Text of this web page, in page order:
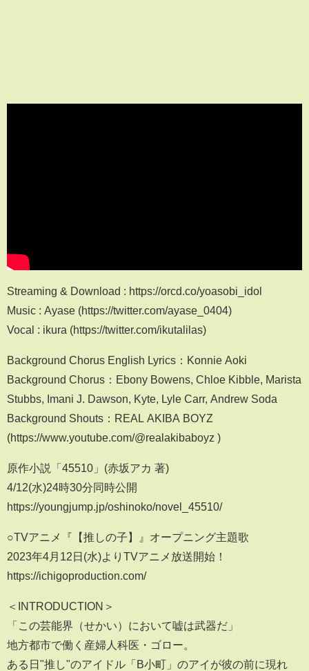
Streaming & Download : https://orcd.co/yoasobi_idol
Music : Ayase (https://twitter.com/ayase_0404)
Vocal : ikura (https://twitter.com/ikutalilas)
Background Chorus English Lyrics：Konnie Aoki
Background Chorus：Ebony Bowens, Chloe Kibble, Marista
Stubbs, Imani J. Dawson, Kyte, Lyle Carr, Andrew Soda
Background Shouts：REAL AKIBA BOYZ
(https://www.youtube.com/@realakibaboyz )
原作小説「45510」(赤坂アカ 著)
4/12(水)24時30分同時公開
https://youngjump.jp/oshinoko/novel_45510/
○TVアニメ『【推しの子】』オープニング主題歌
2023年4月12日(水)よりTVアニメ放送開始！
https://ichigoproduction.com/
＜INTRODUCTION＞
「この芸能界（せかい）において嘘は武器だ」
地方都市で働く産婦人科医・ゴロー。
ある日"推し"のアイドル「B小町」のアイが彼の前に現れ